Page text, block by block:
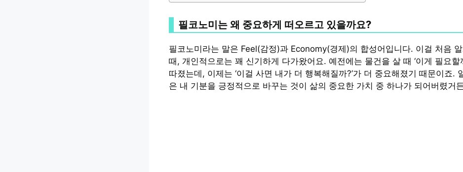
필코노미는 왜 중요하게 떠오르고 있을까요?
필코노미라는 말은 Feel(감정)과 Economy(경제)의 합성어입니다. 이걸 처음
때, 개인적으로는 꽤 신기하게 다가왔어요. 예전에는 물건을 살 때 ‘이게 필요할
따졌는데, 이제는 ‘이걸 사면 내가 더 행복해질까?’가 더 중요해졌기 때문이죠.
은 내 기분을 긍정적으로 바꾸는 것이 삶의 중요한 가치 중 하나가 되어버렸거